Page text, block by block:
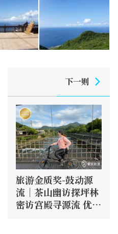
下一则
旅游金质奖-鼓动源
流｜茶山幽访探坪林
密访宫殿寻源流 优人